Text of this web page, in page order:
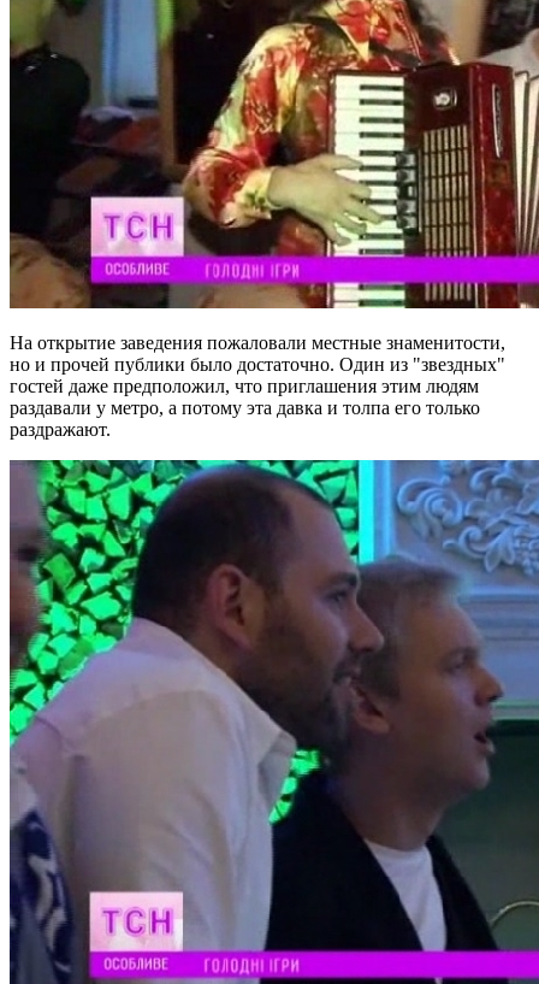
На открытие заведения пожаловали местные знаменитости,
но и прочей публики было достаточно. Один из "звездных"
гостей даже предположил, что приглашения этим людям
раздавали у метро, а потому эта давка и толпа его только
раздражают.